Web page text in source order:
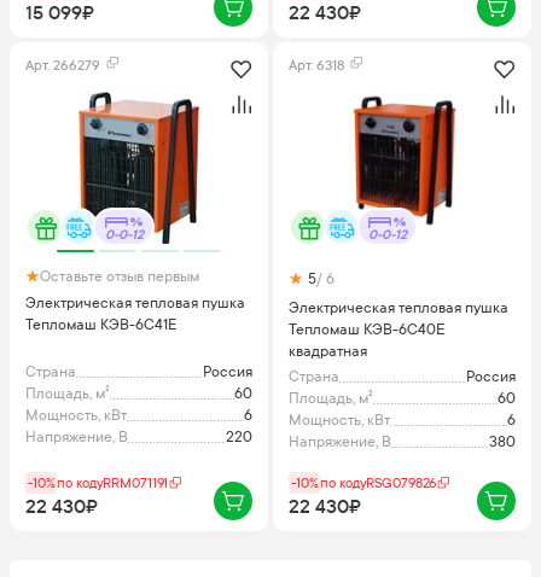
15 099₽ 22 430₽
Арт. 266279
0-0-12
Оставьте отзыв первым
Электрическая тепловая пушка
Тепломаш КЭВ-6C41E
Страна
Россия
Площадь, м²
60
Мощность, кВт
6
Напряжение, В
220
-10%по кодуRRM071191
22 430₽
Арт. 6318
0-0-12
5/ 6
Электрическая тепловая пушка
Тепломаш КЭВ-6С40E
квадратная
Страна
Россия
Площадь, м²
60
Мощность, кВт
6
Напряжение, В
380
-10%по кодуRSG079826
22 430₽